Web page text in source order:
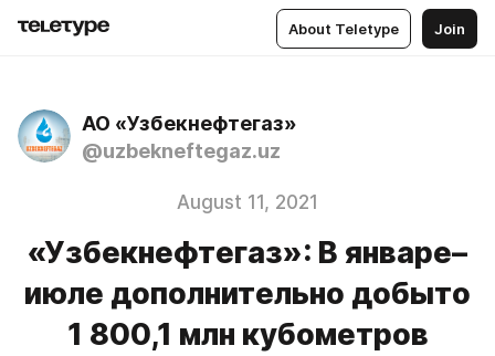
About Teletype Join
АО «Узбекнефтегаз»
@uzbekneftegaz.uz
August 11, 2021
«Узбекнефтегаз»: В январе–
июле дополнительно добыто
1 800,1 млн кубометров